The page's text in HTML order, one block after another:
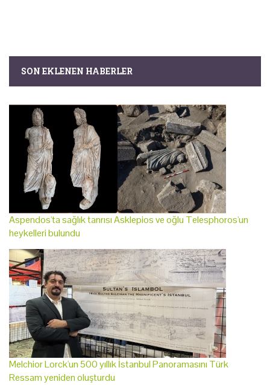
SON EKLENEN HABERLER
Aspendos'ta sağlık tanrısı Asklepios ve oğlu Telesphoros'un
heykelleri bulundu
Melchior Lorck'un 500 yıllık İstanbul Panoramasını Türk
Ressam yeniden oluşturdu